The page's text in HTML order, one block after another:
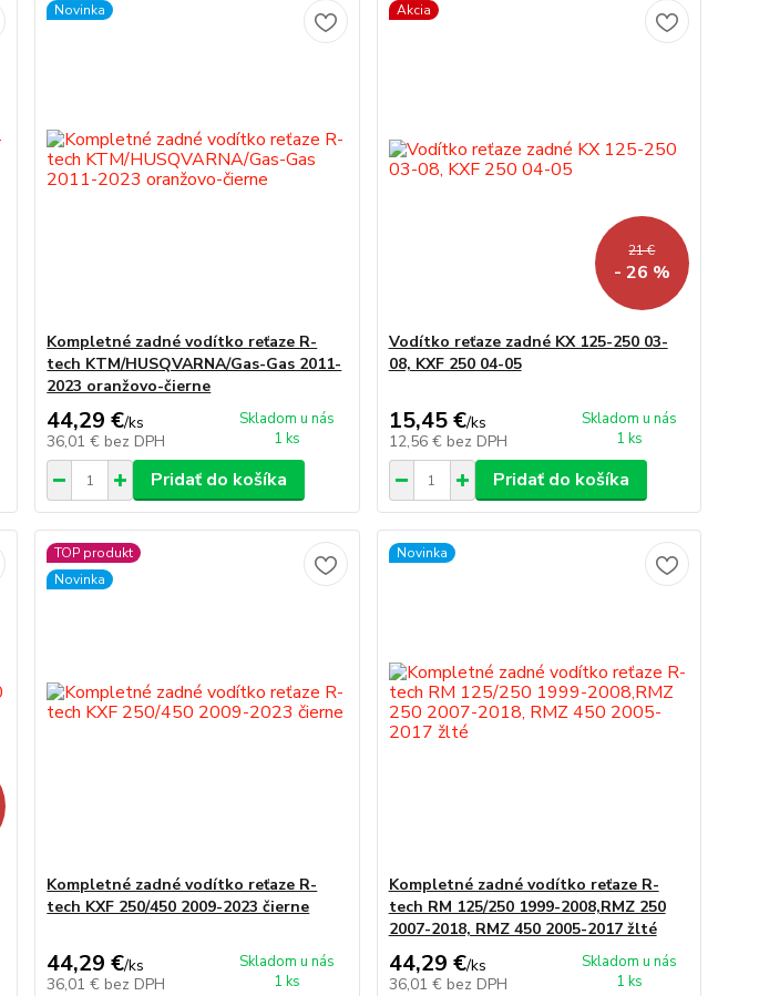
Novinka
Kompletné zadné vodítko reťaze R-
tech KTM/HUSQVARNA/Gas-Gas 2011-
2023 oranžovo-čierne
44,29 €/ks
36,01 € bez DPH
Skladom u nás
1 ks
Pridať do košíka
Akcia
21 €
- 26 %
Vodítko reťaze zadné KX 125-250 03-
08, KXF 250 04-05
15,45 €/ks
12,56 € bez DPH
Skladom u nás
1 ks
Pridať do košíka
TOP produkt
Novinka
Kompletné zadné vodítko reťaze R-
tech KXF 250/450 2009-2023 čierne
44,29 €/ks
36,01 € bez DPH
Skladom u nás
1 ks
Novinka
Kompletné zadné vodítko reťaze R-
tech RM 125/250 1999-2008,RMZ 250
2007-2018, RMZ 450 2005-2017 žlté
44,29 €/ks
36,01 € bez DPH
Skladom u nás
1 ks